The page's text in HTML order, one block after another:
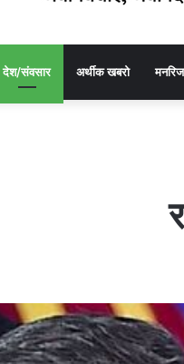
देश/संवसार अर्थीक खबरो